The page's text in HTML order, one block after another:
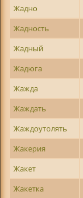
Жадно
Жадность
Жадный
Жадюга
Жажда
Жаждать
Жаждоутолять
Жакерия
Жакет
Жакетка